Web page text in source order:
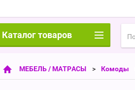
МЕБЕЛЬ / МАТРАСЫ Комоды
Каталог товаров